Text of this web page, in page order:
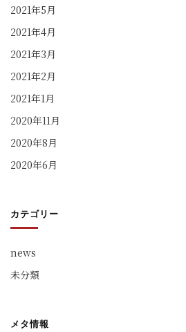
2021年5月
2021年4月
2021年3月
2021年2月
2021年1月
2020年11月
2020年8月
2020年6月
カテゴリー
news
未分類
メタ情報